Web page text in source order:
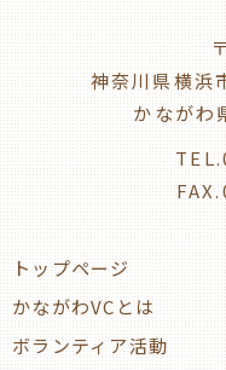
神奈川県横浜
かながわ
トップページ
かながわVCとは
ボランティア活動